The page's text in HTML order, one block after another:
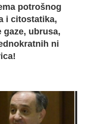
potrošnog
i citostatika,
ubrusa,
ni